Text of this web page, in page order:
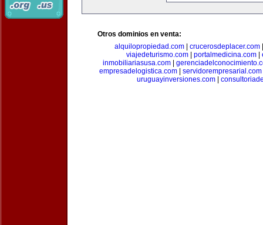
Otros dominios en venta:
alquilopropiedad.com| crucerosdeplacer.com
viajedeturismo.com
portalmedicina.com
inmobiliariasusa.com
empresadelogistica.com| servidorempresarial.com
uruguayinversiones.com